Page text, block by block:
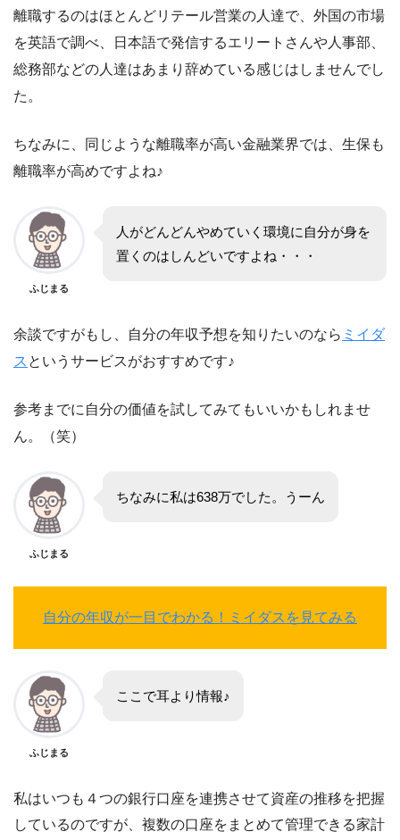
離職するのはほとんどリテール営業の人達で、外国の市場
を英語で調べ、日本語で発信するエリートさんや人事部、
総務部などの人達はあまり辞めている感じはしませんでし
た。
ちなみに、同じような離職率が高い金融業界では、生保も
離職率が高めですよね♪
ふじまる
人がどんどんやめていく環境に自分が身を
置くのはしんどいですよね・・・
余談ですがもし、自分の年収予想を知りたいのなら ミイダ
ス というサービスがおすすめです♪
参考までに自分の価値を試してみてもいいかもしれませ
ん。（笑）
ふじまる
ちなみに私は638万でした。うーん
自分の年収が一目でわかる！ミイダスを見てみる
ふじまる
ここで耳より情報♪
私はいつも４つの銀行口座を連携させて資産の推移を把握
しているのですが、複数の口座をまとめて管理できる家計